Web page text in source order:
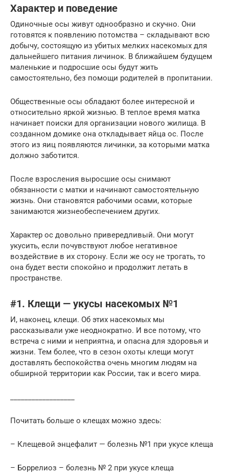
Характер и поведение
Одиночные осы живут однообразно и скучно. Они
готовятся к появлению потомства – складывают всю
добычу, состоящую из убитых мелких насекомых для
дальнейшего питания личинок. В ближайшем будущем
маленькие и подросшие осы будут жить
самостоятельно, без помощи родителей в пропитании.
Общественные осы обладают более интересной и
относительно яркой жизнью. В теплое время матка
начинает поиски для организации нового жилища. В
созданном домике она откладывает яйца ос. После
этого из яиц появляются личинки, за которыми матка
должно заботится.
После взросления выросшие осы снимают
обязанности с матки и начинают самостоятельную
жизнь. Они становятся рабочими осами, которые
занимаются жизнеобеспечением других.
Характер ос довольно привередливый. Они могут
укусить, если почувствуют любое негативное
воздействие в их сторону. Если же осу не трогать, то
она будет вести спокойно и продолжит летать в
пространстве.
#1. Клещи — укусы насекомых №1
И, наконец, клещи. Об этих насекомых мы
рассказывали уже неоднократно. И все потому, что
встреча с ними и неприятна, и опасна для здоровья и
жизни. Тем более, что в сезон охоты клещи могут
доставлять беспокойства очень многим людям на
обширной территории как России, так и всего мира.
Почитать больше о клещах можно здесь:
– Клещевой энцефалит — болезнь №1 при укусе клеща
– Боррелиоз – болезнь № 2 при укусе клеща